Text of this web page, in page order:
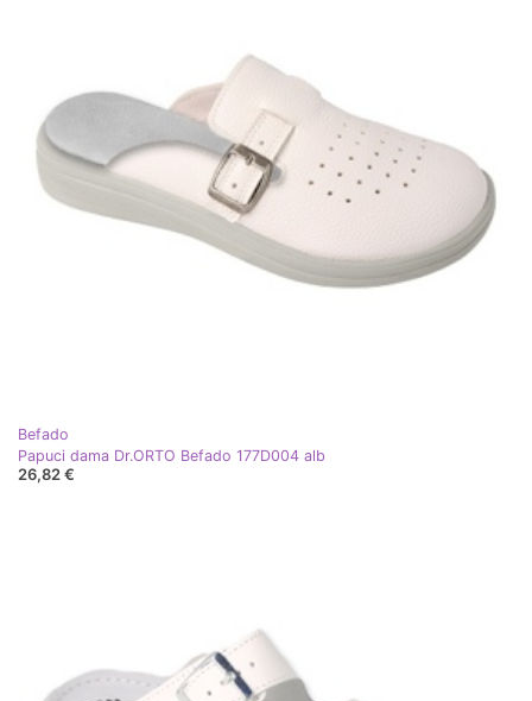
Befado
Papuci dama Dr.ORTO Befado 177D004 alb
26,82 €